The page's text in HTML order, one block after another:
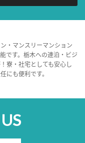
・マンスリーマンション
です。栃木への連泊・ビジ
寮・社宅としても安心し
にも便利です。